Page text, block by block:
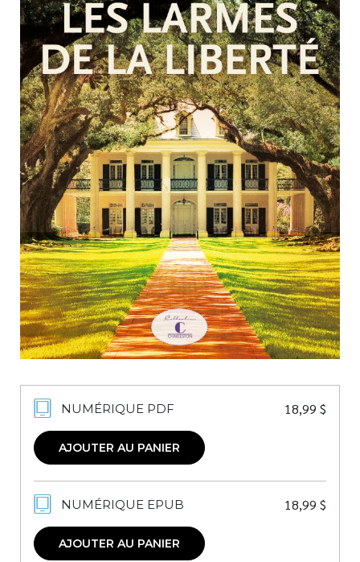
Nouveautés
Numérique
Livres audio
Meilleurs vendeurs
Page vedette
AUTEURS
À PROPOS
CONTACT
NUMÉRIQUE PDF 18,99 $
AJOUTER AU PANIER
NUMÉRIQUE EPUB 18,99 $
AJOUTER AU PANIER